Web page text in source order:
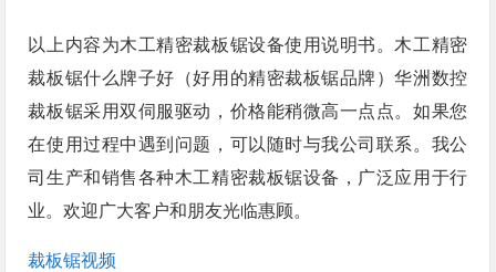
以上内容为木工精密裁板锯设备使用说明书。木工精密
裁板锯什么牌子好（好用的精密裁板锯品牌）华洲数控
裁板锯采用双伺服驱动，价格能稍微高一点点。如果您
在使用过程中遇到问题，可以随时与我公司联系。我公
司生产和销售各种木工精密裁板锯设备，广泛应用于行
业。欢迎广大客户和朋友光临惠顾。
裁板锯视频